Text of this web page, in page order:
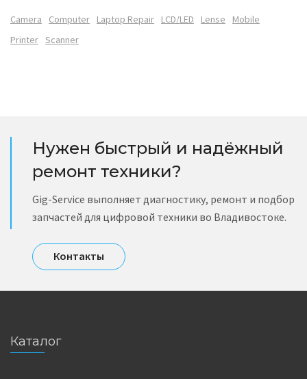
Camera Computer Laptop Repair LCD/LED Lense
Mobile
Printer Scanner
Нужен быстрый и надёжный
ремонт техники?
Gig-Service выполняет диагностику, ремонт и подбор
запчастей для цифровой техники во Владивостоке.
Контакты
Каталог